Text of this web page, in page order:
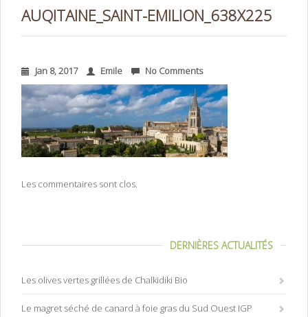
AUQITAINE_SAINT-EMILION_638X225
Jan 8, 2017 Emile No Comments
Les commentaires sont clos.
DERNIÈRES ACTUALITÉS
Les olives vertes grillées de Chalkidiki Bio
Le magret séché de canard à foie gras du Sud Ouest IGP